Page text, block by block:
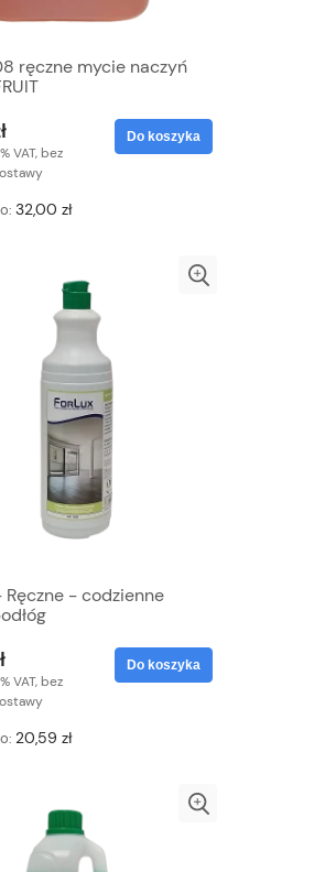
ręczne mycie naczyń
VAT, bez
32,00 zł
Do koszyka
Ręczne - codzienne
VAT, bez
20,59 zł
Do koszyka